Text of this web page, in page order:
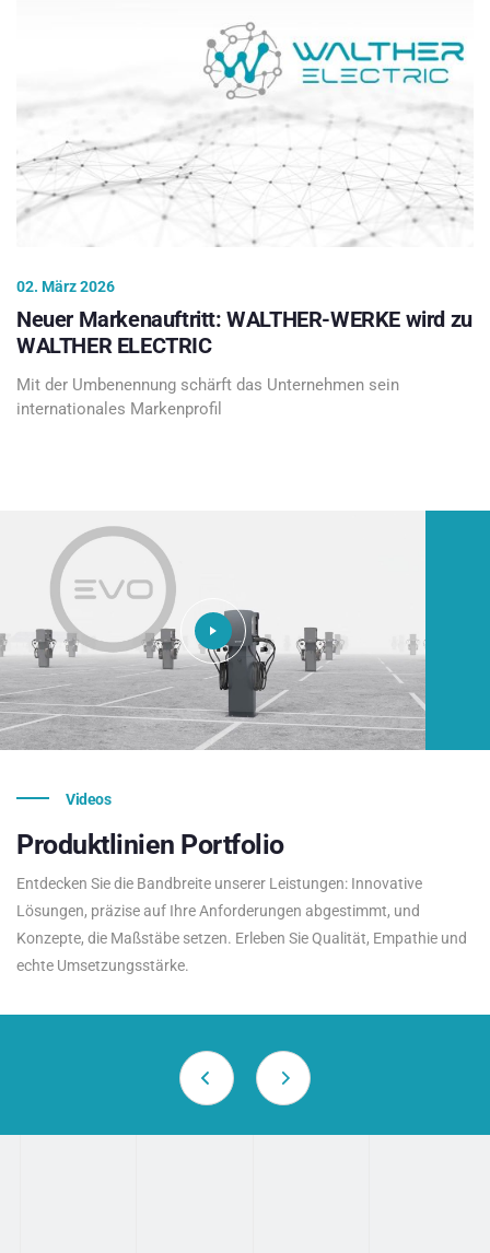
02. März 2026
Neuer Markenauftritt: WALTHER-WERKE wird zu
WALTHER ELECTRIC
Mit der Umbenennung schärft das Unternehmen sein
internationales Markenprofil
Videos
Produktlinien Portfolio
Entdecken Sie die Bandbreite unserer Leistungen: Innovative
Lösungen, präzise auf Ihre Anforderungen abgestimmt, und
Konzepte, die Maßstäbe setzen. Erleben Sie Qualität, Empathie und
echte Umsetzungsstärke.